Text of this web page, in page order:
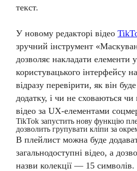
текст.
У новому редакторі відео
зручний інструмент
дозволяє накладати елементи
користувацького інтерфейсу
відразу перевірити, як він
додатку, і чи не сховаються
відео за UX-елементами
TikTok запустить нову функцію
дозволить групувати кліпи за
В плейлист можна буде
загальнодоступні відео, а
назви колекції — 15 символів.